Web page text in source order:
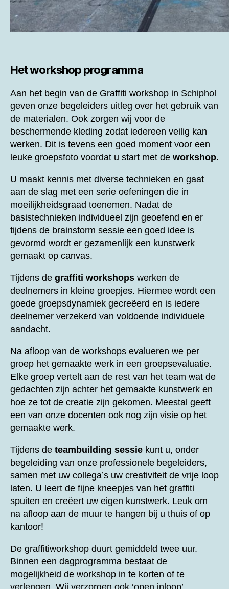
Het workshop programma
Aan het begin van de Graffiti workshop in Schiphol
geven onze begeleiders uitleg over het gebruik van
de materialen. Ook zorgen wij voor de
beschermende kleding zodat iedereen veilig kan
werken. Dit is tevens een goed moment voor een
leuke groepsfoto voordat u start met de workshop.
U maakt kennis met diverse technieken en gaat
aan de slag met een serie oefeningen die in
moeilijkheidsgraad toenemen. Nadat de
basistechnieken individueel zijn geoefend en er
tijdens de brainstorm sessie een goed idee is
gevormd wordt er gezamenlijk een kunstwerk
gemaakt op canvas.
Tijdens de graffiti workshops werken de
deelnemers in kleine groepjes. Hiermee wordt een
goede groepsdynamiek gecreëerd en is iedere
deelnemer verzekerd van voldoende individuele
aandacht.
Na afloop van de workshops evalueren we per
groep het gemaakte werk in een groepsevaluatie.
Elke groep vertelt aan de rest van het team wat de
gedachten zijn achter het gemaakte kunstwerk en
hoe ze tot de creatie zijn gekomen. Meestal geeft
een van onze docenten ook nog zijn visie op het
gemaakte werk.
Tijdens de teambuilding sessie kunt u, onder
begeleiding van onze professionele begeleiders,
samen met uw collega’s uw creativiteit de vrije loop
laten. U leert de fijne kneepjes van het graffiti
spuiten en creëert uw eigen kunstwerk. Leuk om
na afloop aan de muur te hangen bij u thuis of op
kantoor!
De graffitiworkshop duurt gemiddeld twee uur.
Binnen een dagprogramma bestaat de
mogelijkheid de workshop in te korten of te